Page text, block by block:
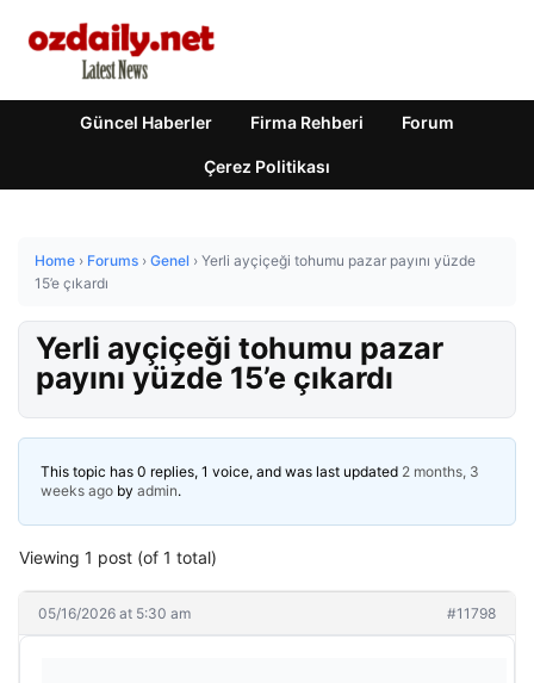
Güncel Haberler Firma Rehberi Forum
Çerez Politikası
Home › Forums › Genel › Yerli ayçiçeği tohumu pazar payını yüzde
15’e çıkardı
Yerli ayçiçeği tohumu pazar
payını yüzde 15’e çıkardı
This topic has 0 replies, 1 voice, and was last updated 2 months, 3
weeks ago by admin.
Viewing 1 post (of 1 total)
05/16/2026 at 5:30 am #11798